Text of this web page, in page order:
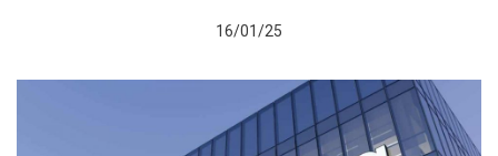
16/01/25